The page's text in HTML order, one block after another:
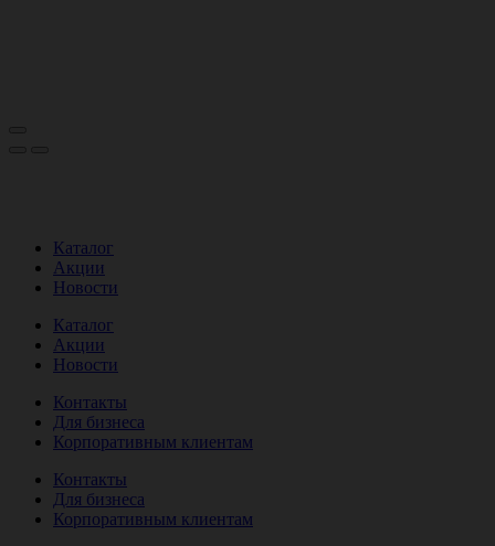
Каталог
Акции
Новости
Каталог
Акции
Новости
Контакты
Для бизнеса
Корпоративным клиентам
Контакты
Для бизнеса
Корпоративным клиентам